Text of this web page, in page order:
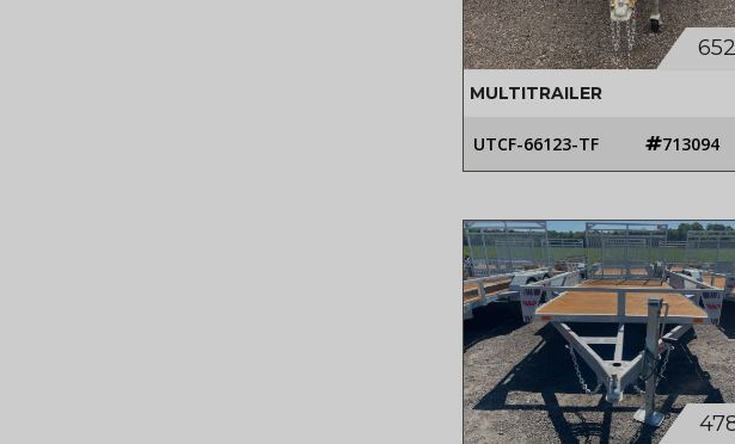
MULTITRAILER
UTCF-66123-TF 713094